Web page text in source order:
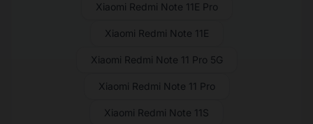
Xiaomi Redmi Note 11E Pro
Xiaomi Redmi Note 11E
Xiaomi Redmi Note 11 Pro 5G
Xiaomi Redmi Note 11 Pro
Xiaomi Redmi Note 11S